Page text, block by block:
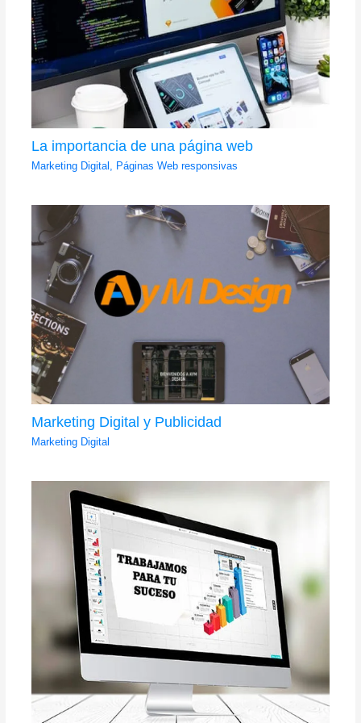
La importancia de una página web
Marketing Digital , Páginas Web responsivas
Marketing Digital y Publicidad
Marketing Digital